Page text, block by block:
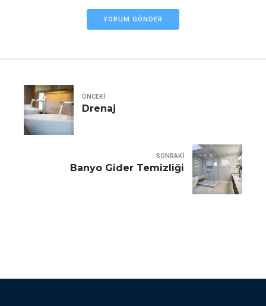
YORUM GÖNDER
ÖNCEKI
Drenaj
SONRAKI
Banyo Gider Temizliği